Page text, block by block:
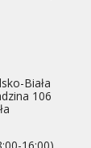
Biała
106